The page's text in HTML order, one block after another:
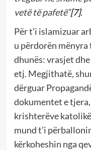
vetë të pafetë”[7].
Për t’i islamizuar
u përdorën
dhunës: vrasjet
etj. Megjithatë,
dërguar
dokumentet e tjera,
krishterëve
mund t’i
kërkoheshin nga